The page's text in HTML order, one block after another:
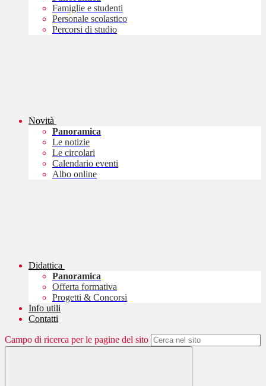
Famiglie e studenti
Personale scolastico
Percorsi di studio
Novità
Panoramica
Le notizie
Le circolari
Calendario eventi
Albo online
Didattica
Panoramica
Offerta formativa
Progetti & Concorsi
Info utili
Contatti
Campo di ricerca per le pagine del sito